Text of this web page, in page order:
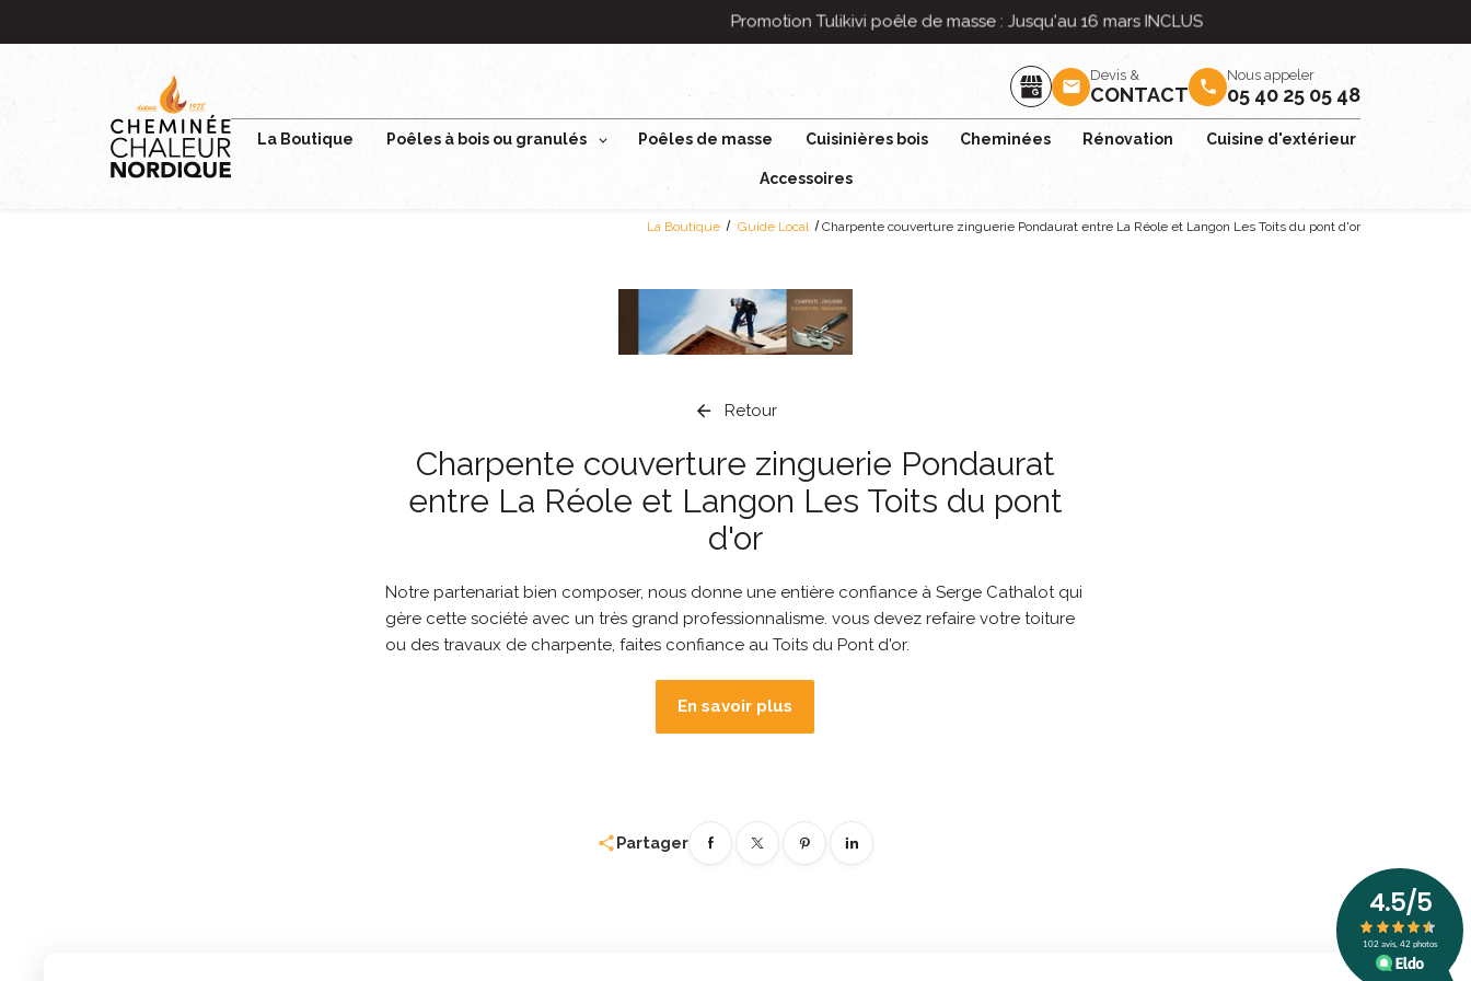
mail
Devis &
CONTACT phone
Nous appeler
05 40 25 05 48
La Boutique Poêles à bois ou granulés Poêles de masse Cuisinières bois Cheminées Rénovation Cuisine d'extérieur
Accessoires
La Boutique Guide Local Charpente couverture zinguerie Pondaurat entre La Réole et Langon Les Toits du pont d'or
Retour
Charpente couverture zinguerie Pondaurat
entre La Réole et Langon Les Toits du pont
d'or
Notre partenariat bien composer, nous donne une entière confiance à Serge Cathalot qui
gère cette société avec un très grand professionnalisme. vous devez refaire votre toiture
ou des travaux de charpente, faites confiance au Toits du Pont d'or.
En savoir plus
sharePartager